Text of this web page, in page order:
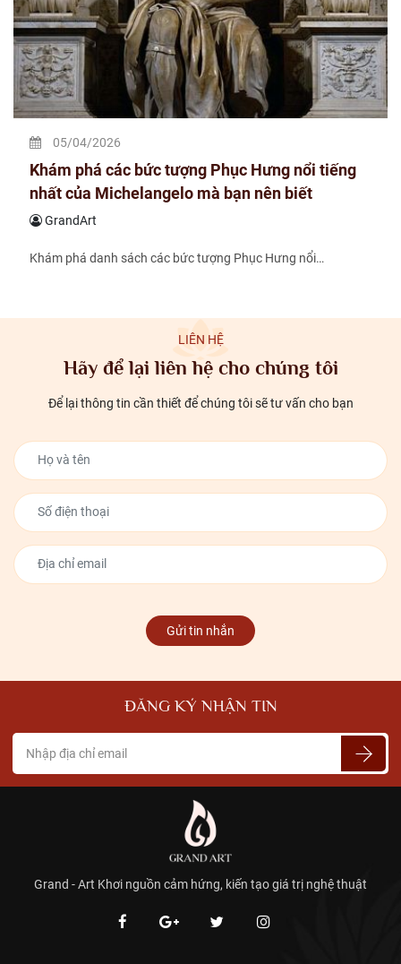
05/04/2026
Khám phá các bức tượng Phục Hưng nổi tiếng
nhất của Michelangelo mà bạn nên biết
GrandArt
Khám phá danh sách các bức tượng Phục Hưng nổi…
LIÊN HỆ
Hãy để lại liên hệ cho chúng tôi
Để lại thông tin cần thiết để chúng tôi sẽ tư vấn cho bạn
Gửi tin nhắn
ĐĂNG KÝ NHẬN TIN
Grand - Art Khơi nguồn cảm hứng, kiến tạo giá trị nghệ thuật